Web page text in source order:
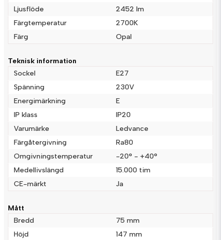
email
Mejladress
Ja, ni får publicera min fråga
Skicka fråga
Ljusflöde
2452 lm
Färgtemperatur
2700K
Färg
Opal
Teknisk information
Sockel
E27
Spänning
230V
Energimärkning
E
IP klass
IP20
Varumärke
Ledvance
Färgåtergivning
Ra80
Omgivningstemperatur
-20° - +40°
Medellivslängd
15.000 tim
CE-märkt
Ja
Mått
Bredd
75 mm
Höjd
147 mm